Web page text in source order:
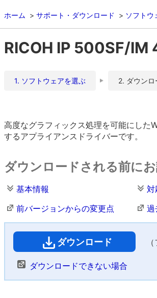
ホーム サポート・ダウンロード ソフトウ
RICOH IP 500SF/IM
1. ソフトウェアを選ぶ 2. ダウンロ
高度なグラフィックス処理を可能にした
するアプライアンスドライバーです。
ダウンロードされる前に
基本情報
対
前バージョンからの変更点
過
ダウンロード （
ダウンロードできない場合